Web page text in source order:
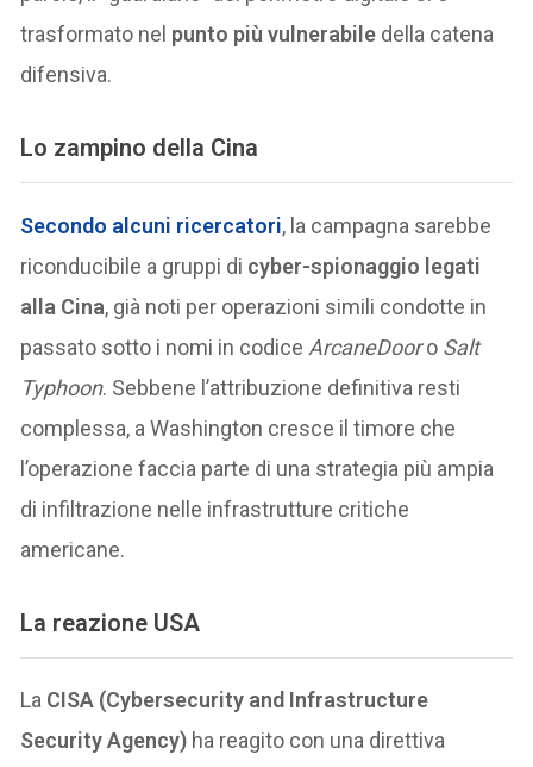
trasformato nel punto più vulnerabile della catena
difensiva.
Lo zampino della Cina
Secondo alcuni ricercatori, la campagna sarebbe
riconducibile a gruppi di cyber-spionaggio legati
alla Cina, già noti per operazioni simili condotte in
passato sotto i nomi in codice ArcaneDooro Salt
Typhoon. Sebbene l’attribuzione definitiva resti
complessa, a Washington cresce il timore che
l’operazione faccia parte di una strategia più ampia
di infiltrazione nelle infrastrutture critiche
americane.
La reazione USA
La CISA (Cybersecurity and Infrastructure
Security Agency) ha reagito con una direttiva